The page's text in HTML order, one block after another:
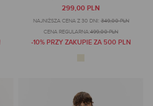
299,00 PLN
NAJNIŻSZA CENA Z 30 DNI: 349,00 PLN
CENA REGULARNA:499,00 PLN
-10% PRZY ZAKUPIE ZA 500 PLN